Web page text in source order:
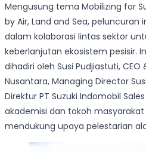
Mengusung tema Mobilizing for
by Air, Land and Sea, peluncuran
dalam kolaborasi lintas sektor
keberlanjutan ekosistem pesisir.
dihadiri oleh Susi Pudjiastuti, CEO
Nusantara, Managing Director
Direktur PT Suzuki Indomobil
akademisi dan tokoh
mendukung upaya pelestarian